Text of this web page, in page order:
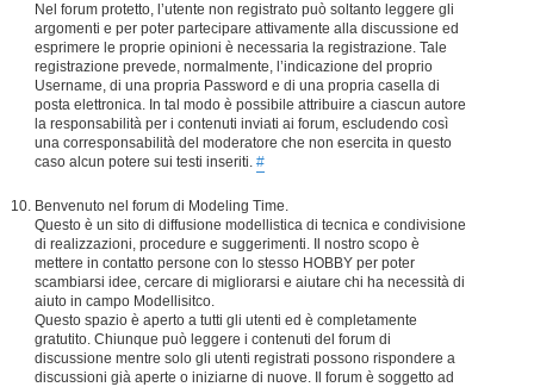
Nel forum protetto, l’utente non registrato può soltanto leggere gli
argomenti e per poter partecipare attivamente alla discussione ed
esprimere le proprie opinioni è necessaria la registrazione. Tale
registrazione prevede, normalmente, l’indicazione del proprio
Username, di una propria Password e di una propria casella di
posta elettronica. In tal modo è possibile attribuire a ciascun autore
la responsabilità per i contenuti inviati ai forum, escludendo così
una corresponsabilità del moderatore che non esercita in questo
caso alcun potere sui testi inseriti. #
Benvenuto nel forum di Modeling Time.
Questo è un sito di diffusione modellistica di tecnica e condivisione
di realizzazioni, procedure e suggerimenti. Il nostro scopo è
mettere in contatto persone con lo stesso HOBBY per poter
scambiarsi idee, cercare di migliorarsi e aiutare chi ha necessità di
aiuto in campo Modellisitco.
Questo spazio è aperto a tutti gli utenti ed è completamente
gratutito. Chiunque può leggere i contenuti del forum di
discussione mentre solo gli utenti registrati possono rispondere a
discussioni già aperte o iniziarne di nuove. Il forum è soggetto ad